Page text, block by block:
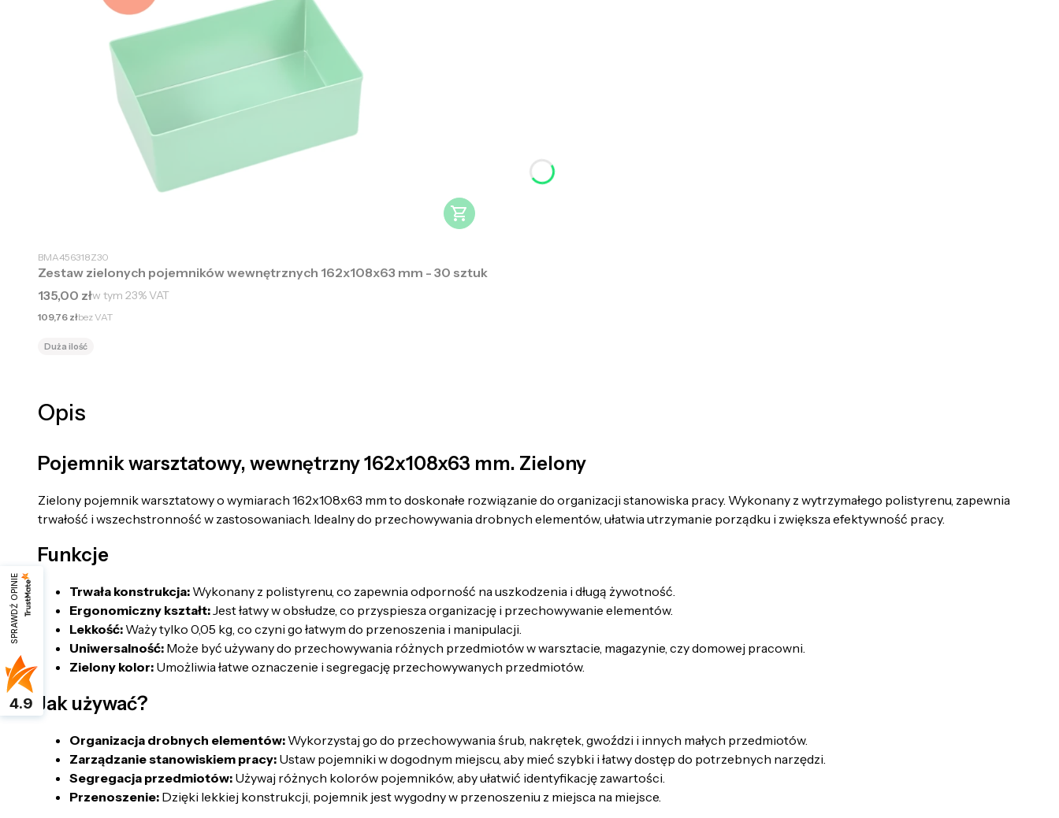
BMA456318Z30
Zestaw zielonych pojemników wewnętrznych 162x108x63 mm - 30 sztuk
Cena brutto
135,00 złw tym 23%VAT
Cena netto
109,76 złbez VAT
Duża ilość
Opis
Pojemnik warsztatowy, wewnętrzny 162x108x63 mm. Zielony
Zielony pojemnik warsztatowy o wymiarach 162x108x63 mm to doskonałe rozwiązanie do organizacji stanowiska pracy. Wykonany z wytrzymałego polistyrenu, zapewnia
trwałość i wszechstronność w zastosowaniach. Idealny do przechowywania drobnych elementów, ułatwia utrzymanie porządku i zwiększa efektywność pracy.
Funkcje
Trwała konstrukcja: Wykonany z polistyrenu, co zapewnia odporność na uszkodzenia i długą żywotność.
Ergonomiczny kształt:Jest łatwy w obsłudze, co przyspiesza organizację i przechowywanie elementów.
Lekkość: Waży tylko 0,05 kg, co czyni go łatwym do przenoszenia i manipulacji.
Uniwersalność: Może być używany do przechowywania różnych przedmiotów w warsztacie, magazynie, czy domowej pracowni.
Zielony kolor: Umożliwia łatwe oznaczenie i segregację przechowywanych przedmiotów.
Jak używać?
Organizacja drobnych elementów: Wykorzystaj go do przechowywania śrub, nakrętek, gwoździ i innych małych przedmiotów.
Zarządzanie stanowiskiem pracy: Ustaw pojemniki w dogodnym miejscu, aby mieć szybki i łatwy dostęp do potrzebnych narzędzi.
Segregacja przedmiotów: Używaj różnych kolorów pojemników, aby ułatwić identyfikację zawartości.
Przenoszenie: Dzięki lekkiej konstrukcji, pojemnik jest wygodny w przenoszeniu z miejsca na miejsce.
SPRAWDŹ OPINIE
4.9